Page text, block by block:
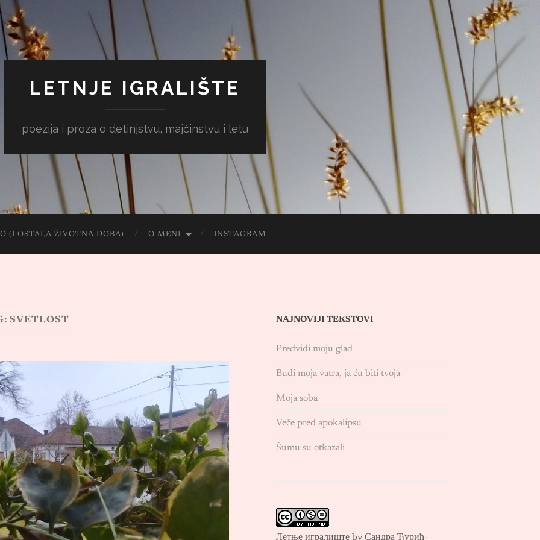
LETNJE IGRALIŠTE
poezija i proza o detinjstvu, majčinstvu i letu
(I OSTALA ŽIVOTNA DOBA) O MENI INSTAGRAM
SVETLOST NAJNOVIJI TEKSTOVI
Predvidi moju glad
Budi moja vatra, ja ću biti tvoja
Moja soba
Veče pred apokalipsu
Šumu su otkazali
Летње игралиште by Сандра Ђурић-